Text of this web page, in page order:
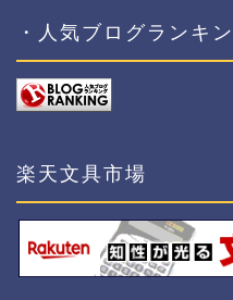
・人気ブログランキ
楽天文具市場